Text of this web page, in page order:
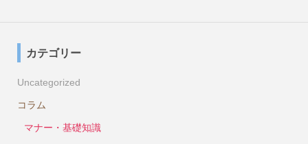
カテゴリー
Uncategorized
コラム
マナー・基礎知識